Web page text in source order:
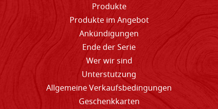
Produkte
Produkte im Angebot
Ankündigungen
Ende der Serie
Wer wir sind
Unterstutzung
Allgemeine Verkaufsbedingungen
Geschenkkarten